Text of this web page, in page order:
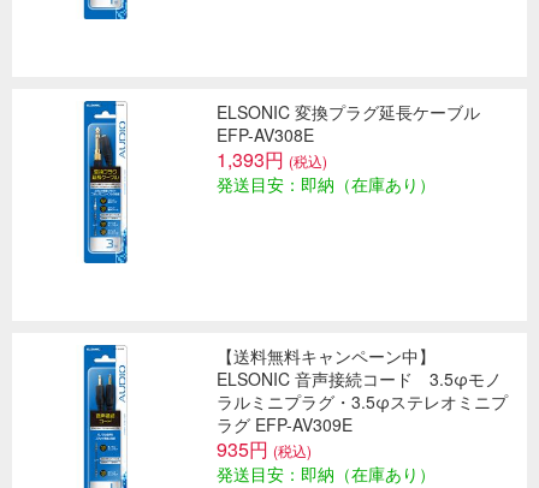
ELSONIC 変換プラグ延長ケーブル
EFP-AV308E
1,393円 (税込)
発送目安：即納（在庫あり）
【送料無料キャンペーン中】
ELSONIC 音声接続コード 3.5φモノ
ラルミニプラグ・3.5φステレオミニプ
ラグ EFP-AV309E
935円 (税込)
発送目安：即納（在庫あり）